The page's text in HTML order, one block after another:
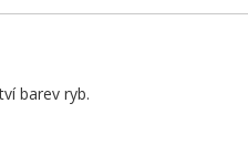
barev ryb.